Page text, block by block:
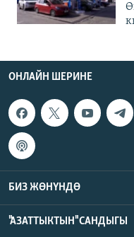
ОНЛАЙН ШЕРИНЕ
БИЗ ЖӨНҮНДӨ
"АЗАТТЫКТЫН" САНДЫГЫ